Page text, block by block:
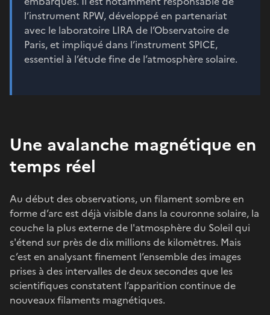
l’instrument RPW, développé en partenariat
avec le laboratoire LIRA de l’Observatoire de
Paris, et impliqué dans l’instrument SPICE,
essentiel à l’étude fine de l’atmosphère solaire.
Une avalanche magnétique en
temps réel
Au début des observations, un filament sombre en
forme d’arc est déjà visible dans la couronne solaire, la
couche la plus externe de l'atmosphère du Soleil qui
s'étend sur près de dix millions de kilomètres. Mais
c’est en analysant finement l’ensemble des images
prises à des intervalles de deux secondes que les
scientifiques constatent l’apparition continue de
nouveaux filaments magnétiques.